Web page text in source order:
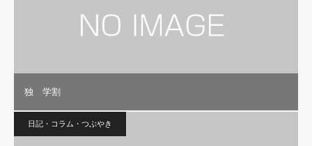
独 学割
日記・コラム・つぶやき